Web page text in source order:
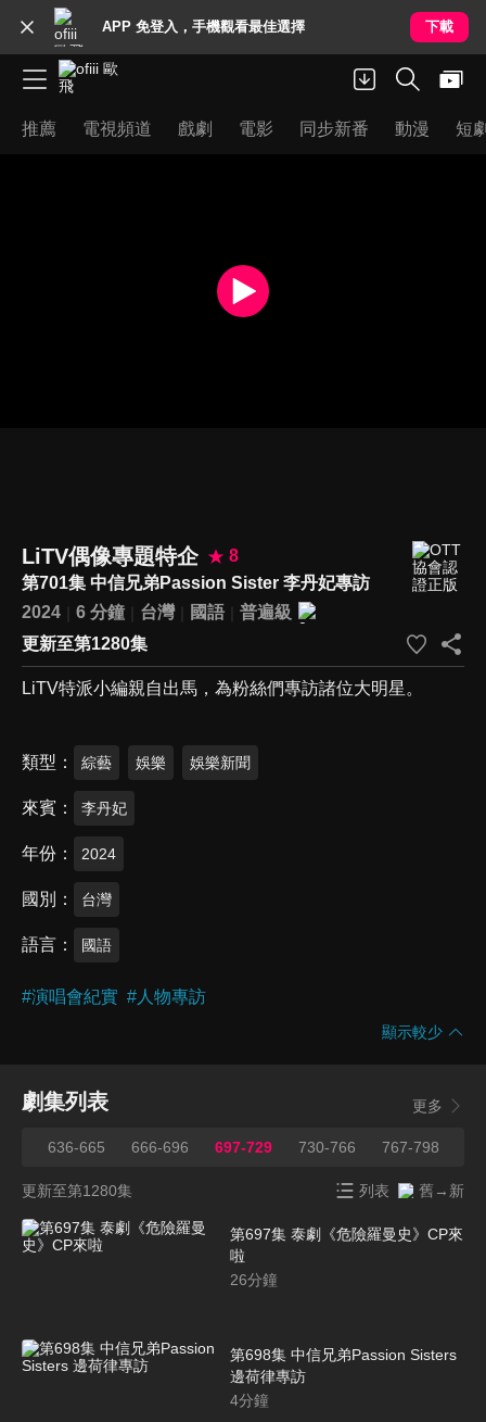
APP 免登入，手機觀看最佳選擇 下載
推薦 電視頻道 戲劇 電影 同步新番 動漫 短
LiTV偶像專題特企
8
第701集 中信兄弟Passion Sister 李丹妃專訪
2024
6 分鐘 台灣 國語
普遍級
更新至第1280集
LiTV特派小編親自出馬，為粉絲們專訪諸位大明星。
類型 綜藝 娛樂 娛樂新聞
來賓 李丹妃
年份 2024
國別 台灣
語言 國語
#演唱會紀實 # 人物專訪
顯示較少
劇集列表 更多
636-665 666-696 697-729 730-766 767-798
更新至第1280集 列表 舊→新
第697集 泰劇《危險羅曼史》CP來
啦
26分鐘
第698集 中信兄弟Passion Sisters
邊荷律專訪
4分鐘